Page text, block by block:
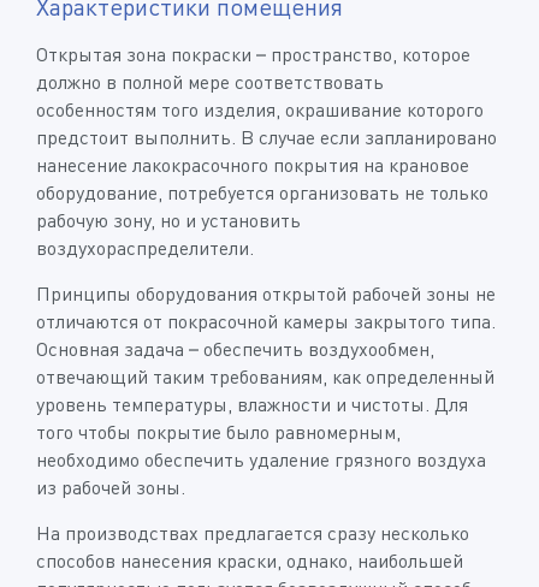
Характеристики помещения
Открытая зона покраски – пространство, которое
должно в полной мере соответствовать
особенностям того изделия, окрашивание которого
предстоит выполнить. В случае если запланировано
нанесение лакокрасочного покрытия на крановое
оборудование, потребуется организовать не только
рабочую зону, но и установить
воздухораспределители.
Принципы оборудования открытой рабочей зоны не
отличаются от покрасочной камеры закрытого типа.
Основная задача – обеспечить воздухообмен,
отвечающий таким требованиям, как определенный
уровень температуры, влажности и чистоты. Для
того чтобы покрытие было равномерным,
необходимо обеспечить удаление грязного воздуха
из рабочей зоны.
На производствах предлагается сразу несколько
способов нанесения краски, однако, наибольшей